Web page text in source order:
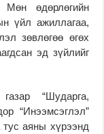
өдөрлөгийн
үйл ажиллагаа,
зөвлөгөө өгөх
эд зүйлийг
“Шударга,
“Инээмсэглэл”
тус аяны хүрээнд